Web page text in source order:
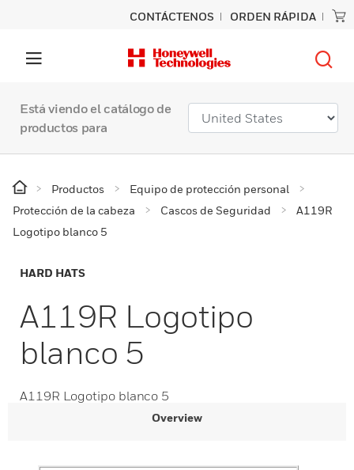
CONTÁCTENOS ORDEN RÁPIDA
Está viendo el catálogo de
productos para
Productos
Equipo de protección personal
Protección de la cabeza
Cascos de Seguridad
A119R
Logotipo blanco 5
HARD HATS
A119R Logotipo
blanco 5
A119R Logotipo blanco 5
Overview